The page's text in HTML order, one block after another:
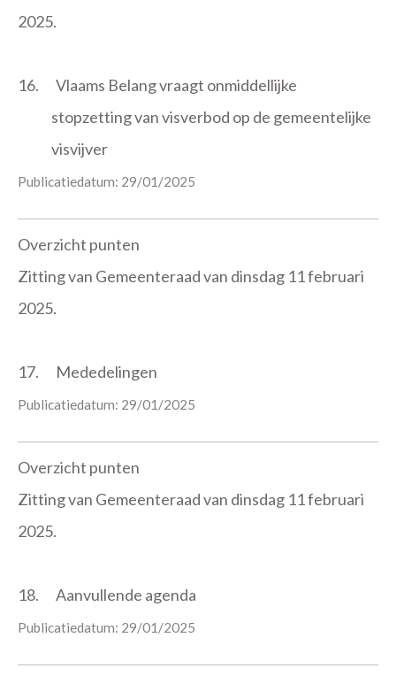
2025.
16.
Vlaams Belang vraagt onmiddellijke
stopzetting van visverbod op de gemeentelijke
visvijver
Publicatiedatum: 29/01/2025
Overzicht punten
Zitting van Gemeenteraad van dinsdag 11 februari
2025.
17. Mededelingen
Publicatiedatum: 29/01/2025
Overzicht punten
Zitting van Gemeenteraad van dinsdag 11 februari
2025.
18. Aanvullende agenda
Publicatiedatum: 29/01/2025